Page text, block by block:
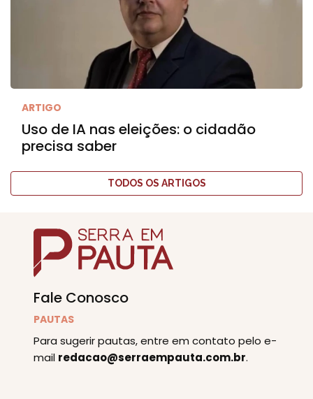
ARTIGO
Uso de IA nas eleições: o cidadão
precisa saber
TODOS OS ARTIGOS
Fale Conosco
PAUTAS
Para sugerir pautas, entre em contato pelo e-
mail redacao@serraempauta.com.br.